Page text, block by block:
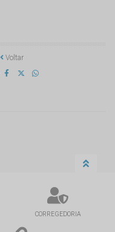
Voltar
CORREGEDORIA